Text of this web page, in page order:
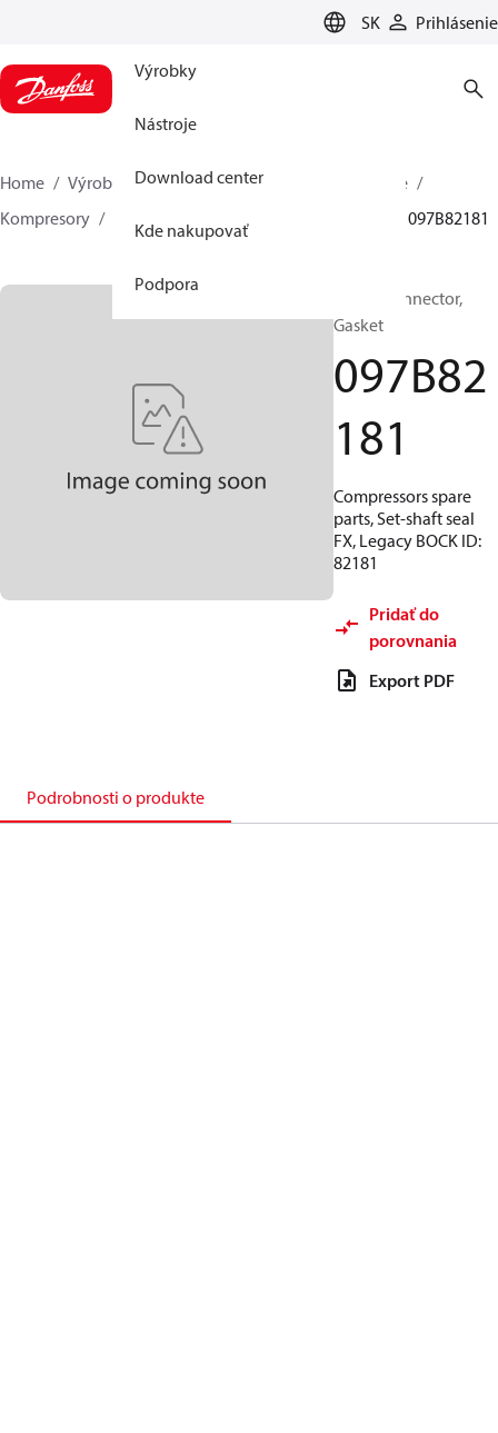
SK Prihlásenie
Výrobky
Nástroje
Download center
Kde nakupovať
Podpora
Home Výrobky
Climate Solutions pre vykurovanie
Kompresory
BOCK náhradné diely a príslušenstvo 097B82181
BOCK, Connector,
Gasket
097B82
181
Compressors spare
parts, Set-shaft seal
FX, Legacy BOCK ID:
82181
Pridať do
porovnania
Export PDF
Podrobnosti o produkte